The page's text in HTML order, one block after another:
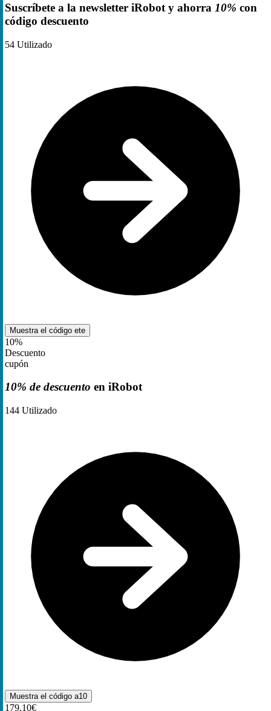
Suscríbete a la newsletter iRobot y ahorra 10% con
código descuento
54 Utilizado
Muestra el código ete
10%
Descuento
cupón
10% de descuento en iRobot
144 Utilizado
Muestra el código a10
179,10€